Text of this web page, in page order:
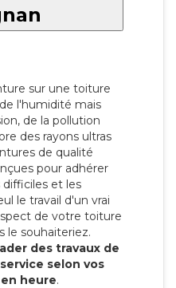
sur une toiture
l'humidité mais
de la pollution
des rayons ultras
de qualité
pour adhérer
et les
le travail d'un vrai
de votre toiture
le souhaiteriez.
des travaux de
selon vos
heure.